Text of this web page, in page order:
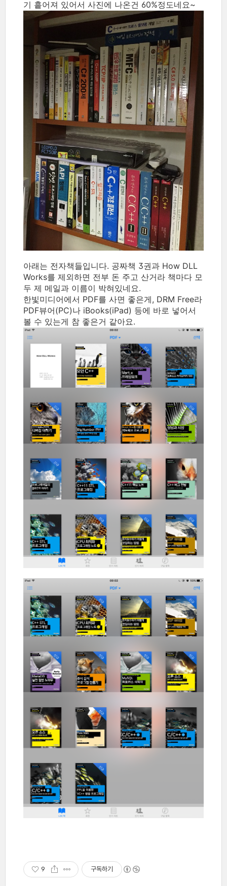
기 흩어져 있어서 사진에 나온건 60%정도네요~
아래는 전자책들입니다. 공짜책 3권과 How DLL
Works를 제외하면 전부 돈 주고 산거라 책마다 모
두 제 메일과 이름이 박혀있네요.
한빛미디어에서 PDF를 사면 좋은게, DRM Free라
PDF뷰어(PC)나 iBooks(iPad) 등에 바로 넣어서
볼 수 있는게 참 좋은거 같아요.
9 구독하기